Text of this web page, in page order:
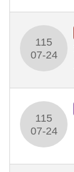
115
07-24
115
07-24